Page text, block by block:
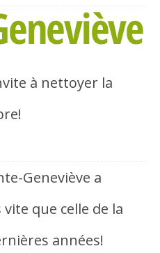
à nettoyer la
Geneviève a
que celle de la
années!